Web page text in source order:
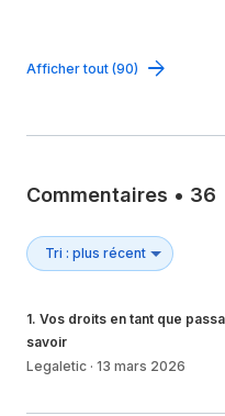
Afficher tout (90)
Commentaires • 36
1. Vos droits en tant que
savoir
Legaletic · 13 mars 2026